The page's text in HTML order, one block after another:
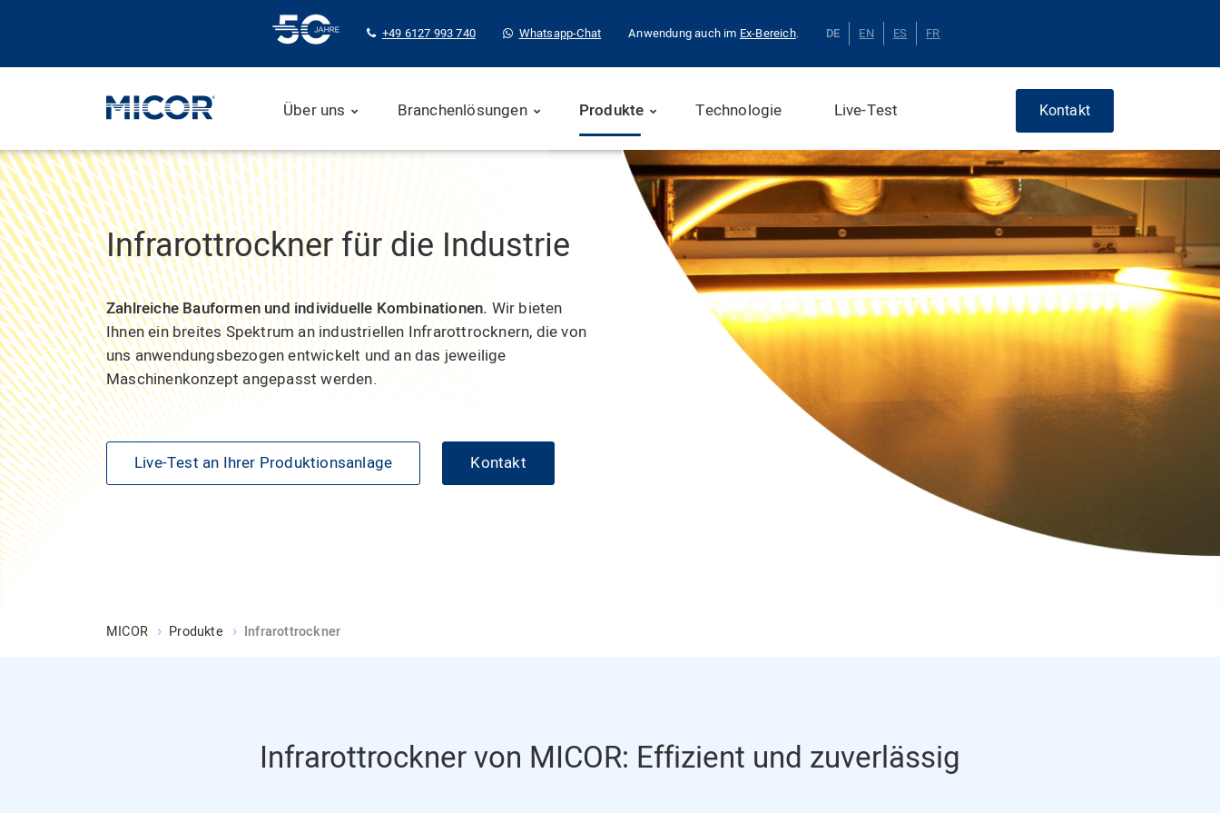
+49 6127 993 740 Whatsapp-Chat Anwendung auch im Ex-Bereich. DE EN ES FR
Über uns Branchenlösungen Produkte Technologie Live-Test Kontakt
Infrarottrockner für die Industrie
Zahlreiche Bauformen und individuelle Kombinationen. Wir bieten
Ihnen ein breites Spektrum an industriellen Infrarottrocknern, die von
uns anwendungsbezogen entwickelt und an das jeweilige
Maschinenkonzept angepasst werden.
Live-Test an Ihrer Produktionsanlage Kontakt
MICOR Produkte Infrarottrockner
Infrarottrockner von MICOR: Effizient und zuverlässig